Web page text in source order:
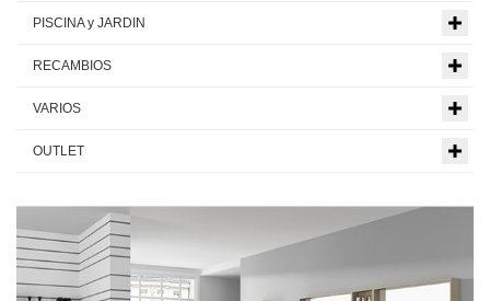
PISCINA y JARDIN
RECAMBIOS
VARIOS
OUTLET